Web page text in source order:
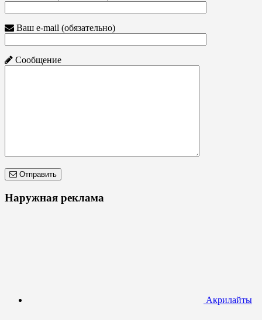
Ваш e-mail (обязательно)
Сообщение
Отправить
Наружная реклама
Акрилайты